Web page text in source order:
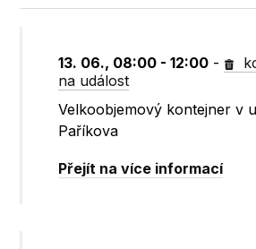
13. 06., 08:00 - 12:00 -
na událost
Velkoobjemový kontejner v
Paříkova
Přejít na více informací